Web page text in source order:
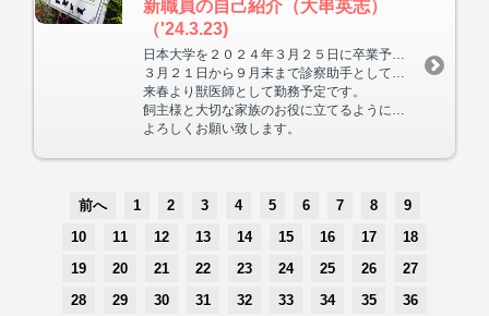
新職員の自己紹介（大串英志）
（'24.3.23)
３月２１日から９月末まで診察助手として勤務させて頂く事になりました。
来春より獣医師として勤務予定です。
飼主様と大切な家族のお役に立てるように、精一杯頑張ります。
よろしくお願い致します。
前へ 1 2 3 4 5 6 7 8
9
10
11 12 13 14 15 16 17
18
19
20 21 22 23 24 25 26
27
28
29 30 31 32 33 34 35
36